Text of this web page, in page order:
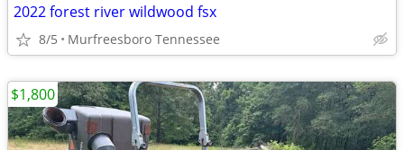
2022 forest river wildwood fsx
8/5 Murfreesboro Tennessee
$1,800